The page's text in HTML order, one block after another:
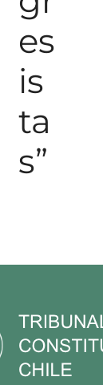
es
is
ta
s”